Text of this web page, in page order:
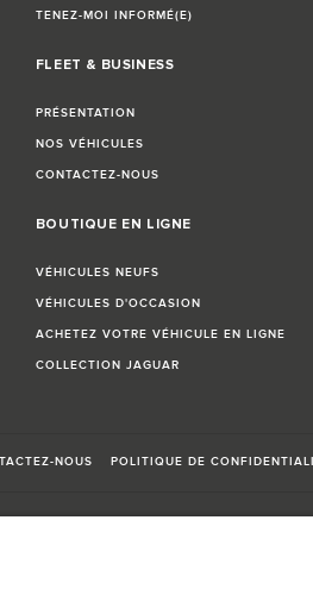
TENEZ-MOI INFORMÉ(E)
FLEET & BUSINESS
PRÉSENTATION
NOS VÉHICULES
CONTACTEZ-NOUS
BOUTIQUE EN LIGNE
VÉHICULES NEUFS
VÉHICULES D'OCCASION
ACHETEZ VOTRE VÉHICULE EN LIGNE
COLLECTION JAGUAR
NOUS POLITIQUE DE